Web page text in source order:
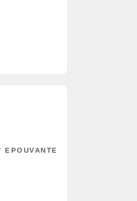
EPOUVANTE